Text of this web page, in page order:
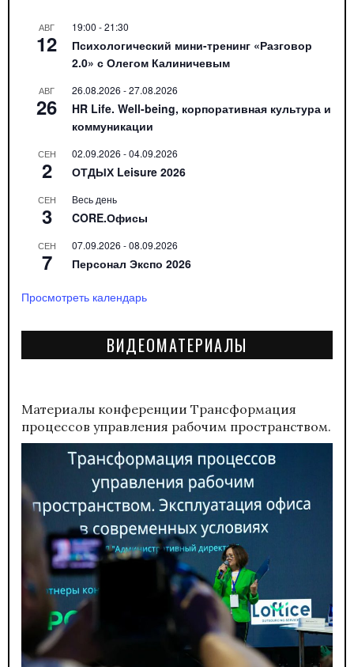
АВГ
12
19:00 -21:30
Психологический мини-тренинг «Разговор
2.0» с Олегом Калиничевым
АВГ
26
26.08.2026 -27.08.2026
HR Life. Well-being, корпоративная культура и
коммуникации
СЕН
2
02.09.2026 -04.09.2026
ОТДЫХ Leisure 2026
СЕН
3
Весь день
CORE.Офисы
СЕН
7
07.09.2026 -08.09.2026
Персонал Экспо 2026
Просмотреть календарь
ВИДЕОМАТЕРИАЛЫ
Материалы конференции Трансформация
процессов управления рабочим пространством.